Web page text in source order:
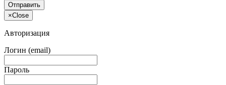
Отправить
×Close
Авторизация
Логин (email)
Пароль